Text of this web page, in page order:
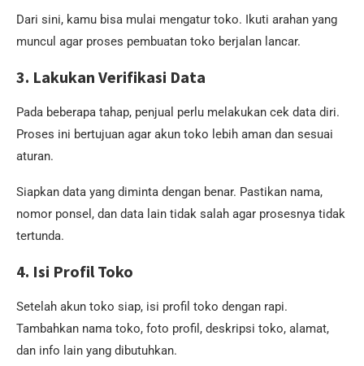
Dari sini, kamu bisa mulai mengatur toko. Ikuti arahan yang
muncul agar proses pembuatan toko berjalan lancar.
3. Lakukan Verifikasi Data
Pada beberapa tahap, penjual perlu melakukan cek data diri.
Proses ini bertujuan agar akun toko lebih aman dan sesuai
aturan.
Siapkan data yang diminta dengan benar. Pastikan nama,
nomor ponsel, dan data lain tidak salah agar prosesnya tidak
tertunda.
4. Isi Profil Toko
Setelah akun toko siap, isi profil toko dengan rapi.
Tambahkan nama toko, foto profil, deskripsi toko, alamat,
dan info lain yang dibutuhkan.